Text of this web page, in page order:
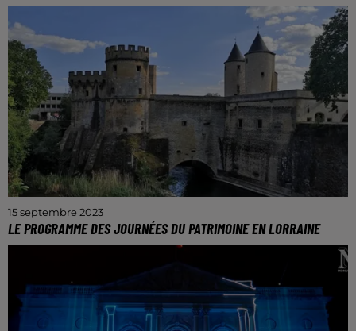
Le principe est simple : un repas à domicile
accompagné d’un spectacle humoristique.
15 septembre 2023
LE PROGRAMME DES JOURNÉES DU PATRIMOINE EN LORRAINE
Rendez-vous ce week-end notamment à Metz &